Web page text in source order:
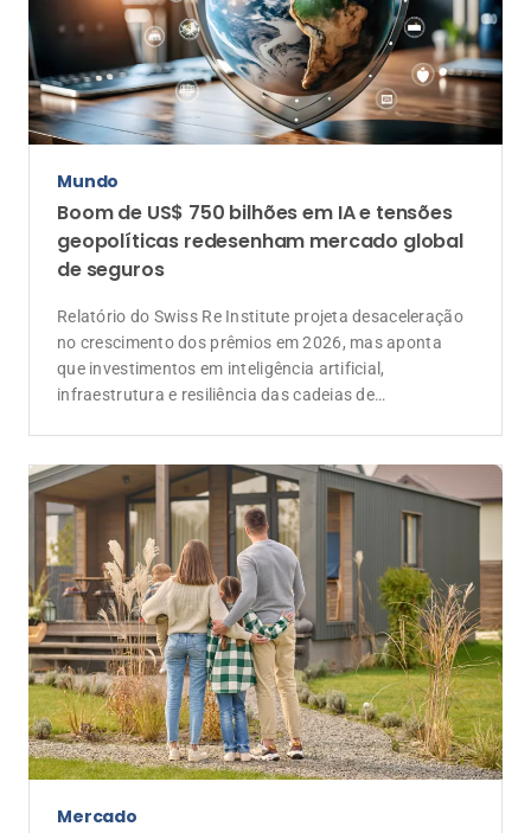
Mundo
Boom de US$ 750 bilhões em IA e tensões
geopolíticas redesenham mercado global
de seguros
Relatório do Swiss Re Institute projeta desaceleração
no crescimento dos prêmios em 2026, mas aponta
que investimentos em inteligência artificial,
infraestrutura e resiliência das cadeias de
Mercado